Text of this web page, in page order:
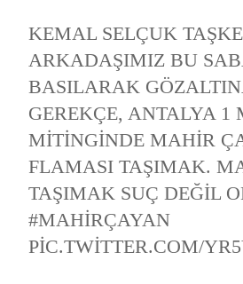
KEMAL SELÇUK
ARKADAŞIMIZ BU
BASILARAK
GEREKÇE, ANTALYA 1
MITINGINDE MAHIR
FLAMASI TAŞIMAK.
TAŞIMAK SUÇ DEĞIL
#MAHIRÇAYAN
PIC.TWITTER.COM/